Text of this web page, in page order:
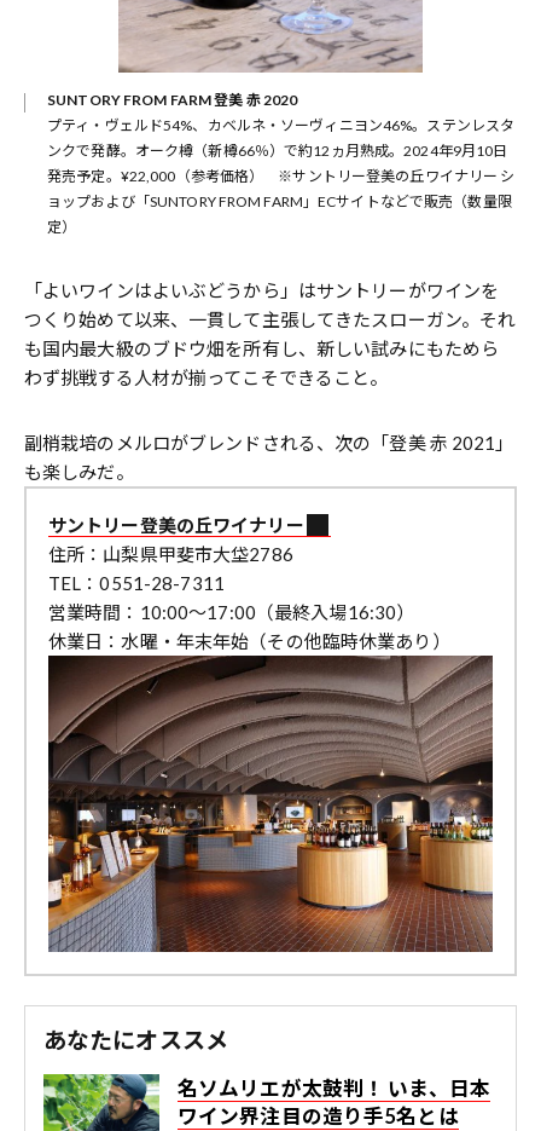
SUNTORY FROM FARM登美 赤 2020
プティ・ヴェルド54%、カベルネ・ソーヴィニヨン46%。ステンレスタ
ンクで発酵。オーク樽（新樽66％）で約12ヵ月熟成。2024年9月10日
発売予定。¥22,000（参考価格） ※サントリー登美の丘ワイナリー シ
ョップおよび「SUNTORY FROM FARM」ECサイトなどで販売（数量限
定）
「よいワインはよいぶどうから」はサントリーがワインを
つくり始めて以来、一貫して主張してきたスローガン。それ
も国内最大級のブドウ畑を所有し、新しい試みにもためら
わず挑戦する人材が揃ってこそできること。
副梢栽培のメルロがブレンドされる、次の「登美 赤 2021」
も楽しみだ。
サントリー登美の丘ワイナリー
住所：山梨県甲斐市大垈2786
TEL：0551-28-7311
営業時間：10:00～17:00（最終入場16:30）
休業日：水曜・年末年始（その他臨時休業あり）
あなたにオススメ
名ソムリエが太鼓判！ いま、日本
ワイン界注目の造り手5名とは